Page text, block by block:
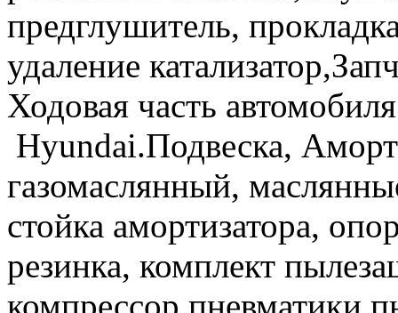
предглушитель,
удаление
Ходовая часть
Hyundai.Подвеска,
газомаслянный,
стойка амортизатора,
резинка, комплект
компрессор пневматики